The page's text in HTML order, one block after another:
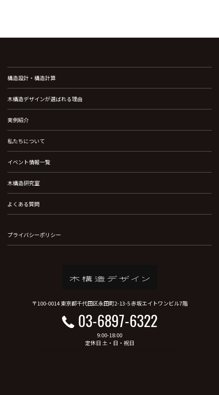
構造設計・構造計算
木構造デザインが選ばれる理由
実例紹介
私たちについて
イベント情報一覧
木構造研究室
よくある質問
プライバシーポリシー
〒100-0014 東京都千代田区永田町2-13-5 赤坂エイトワンビル7階
03-6897-6322
9:00-18:00
定休日 土・日・祝日